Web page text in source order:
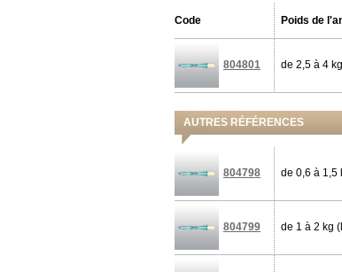
Code Poids de
804801 de 2,5 à 4
AUTRES RÉFÉRENCES
804798 de 0,6 à 1,5
804799 de 1 à 2 kg